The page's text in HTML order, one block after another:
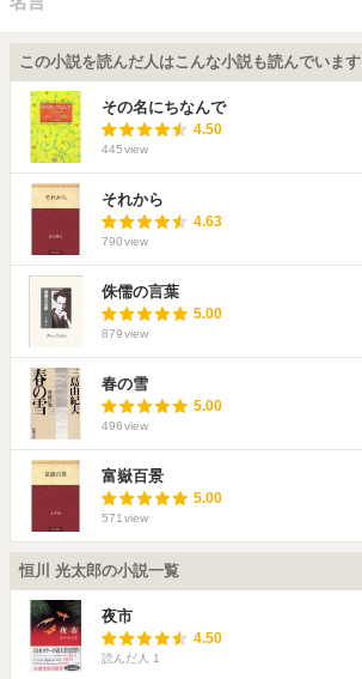
この小説を読んだ人はこんな小説も読んでいます
その名にちなんで
4.50
445view
それから
4.63
790view
侏儒の言葉
5.00
879view
春の雪
5.00
496view
富嶽百景
5.00
571 view
恒川 光太郎の小説一覧
夜市
4.50
読んだ人 1